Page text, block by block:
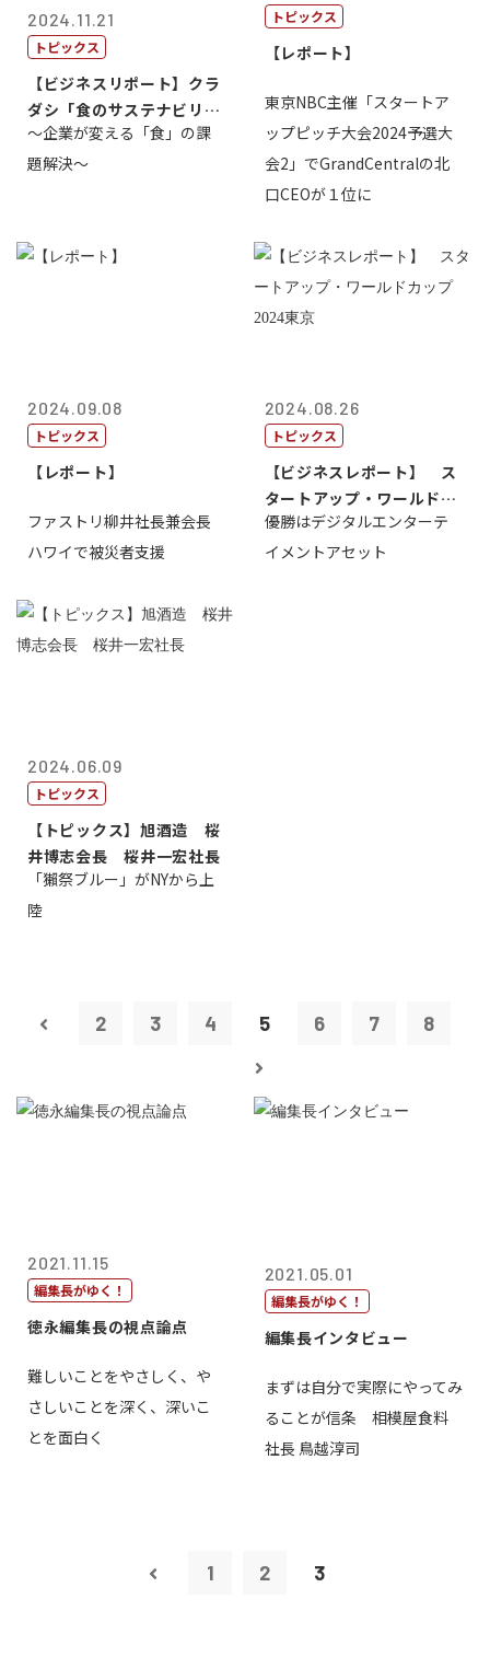
2024.11.21
トピックス
【ビジネスリポート】クラ
ダシ「食のサステナビリテ
ィ共創・協働...
～企業が変える「食」の課
題解決～
トピックス
【レポート】
東京NBC主催「スタートア
ップピッチ大会2024予選大
会2」でGrandCentralの北
口CEOが１位に
2024.09.08
トピックス
【レポート】
ファストリ柳井社長兼会長
ハワイで被災者支援
2024.08.26
トピックス
【ビジネスレポート】 ス
タートアップ・ワールドカ
ップ2024...
優勝はデジタルエンターテ
イメントアセット
2024.06.09
トピックス
【トピックス】旭酒造 桜
井博志会長 桜井一宏社長
「獺祭ブルー」がNYから上
陸
2 3 4 5 6 7 8
2021.11.15
編集長がゆく！
徳永編集長の視点論点
難しいことをやさしく、や
さしいことを深く、深いこ
とを面白く
2021.05.01
編集長がゆく！
編集長インタビュー
まずは自分で実際にやってみ
ることが信条 相模屋食料
社長 鳥越淳司
1 2 3